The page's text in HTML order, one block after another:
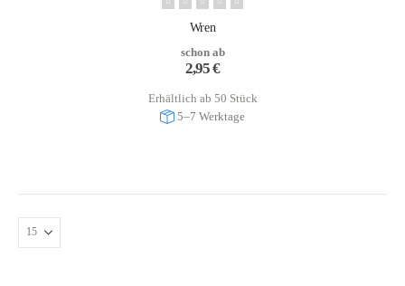
Wren
schon ab
2,95€
Erhältlich ab 50 Stück
5–7 Werktage